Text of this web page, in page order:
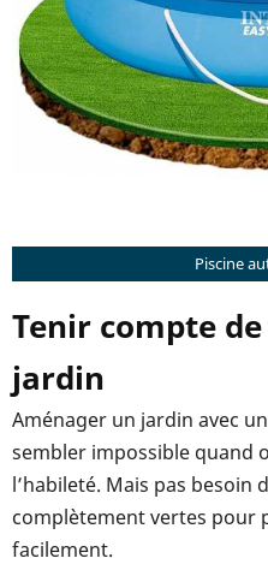
Piscine
Tenir compte
jardin
Aménager un jardin avec
sembler impossible quand
l’habileté. Mais pas besoin
complètement vertes pour
facilement.